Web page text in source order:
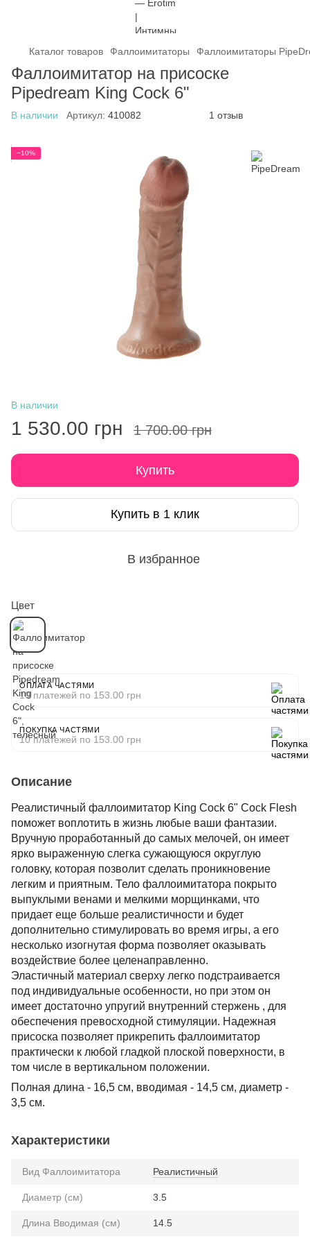
Каталог товаров Фаллоимитаторы Фаллоимитаторы
Фаллоимитатор на присоске
Pipedream King Cock 6"
В наличии Артикул: 410082 1 отзыв
−10%
В наличии
1 530.00 грн 1 700.00 грн
Купить
Купить в 1 клик
В избранное
Цвет
ОПЛАТА ЧАСТЯМИ
10 платежей по 153.00 грн
ПОКУПКА ЧАСТЯМИ
10 платежей по 153.00 грн
Описание
Реалистичный фаллоимитатор King Cock 6" Cock Flesh
поможет воплотить в жизнь любые ваши фантазии.
Вручную проработанный до самых мелочей, он имеет
ярко выраженную слегка сужающуюся округлую
головку, которая позволит сделать проникновение
легким и приятным. Тело фаллоимитатора покрыто
выпуклыми венами и мелкими морщинками, что
придает еще больше реалистичности и будет
дополнительно стимулировать во время игры, а его
несколько изогнутая форма позволяет оказывать
воздействие более целенаправленно.
Эластичный материал сверху легко подстраивается
под индивидуальные особенности, но при этом он
имеет достаточно упругий внутренний стержень , для
обеспечения превосходной стимуляции. Надежная
присоска позволяет прикрепить фаллоимитатор
практически к любой гладкой плоской поверхности, в
том числе в вертикальном положении.
Полная длина - 16,5 см, вводимая - 14,5 см, диаметр -
3,5 см.
Характеристики
Вид Фаллоимитатора Реалистичный
Диаметр (см) 3.5
Длина Вводимая (см) 14.5